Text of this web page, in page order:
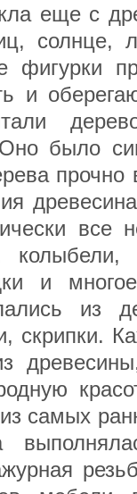
еще с
солнце,
фигурки
и
было
все
колыбели,
и
из
скрипки.
самых